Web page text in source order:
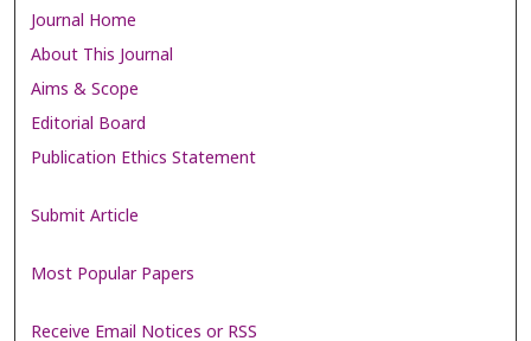
Journal Home
About This Journal
Aims & Scope
Editorial Board
Publication Ethics Statement
Submit Article
Most Popular Papers
Receive Email Notices or RSS